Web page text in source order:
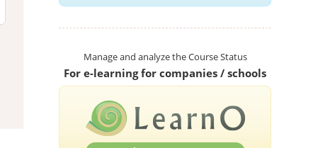
Manage and analyze the Course Status
For e-learning for companies / schools